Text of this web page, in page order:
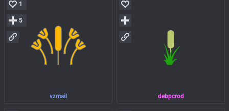
vzmail
1
5
debpcrod